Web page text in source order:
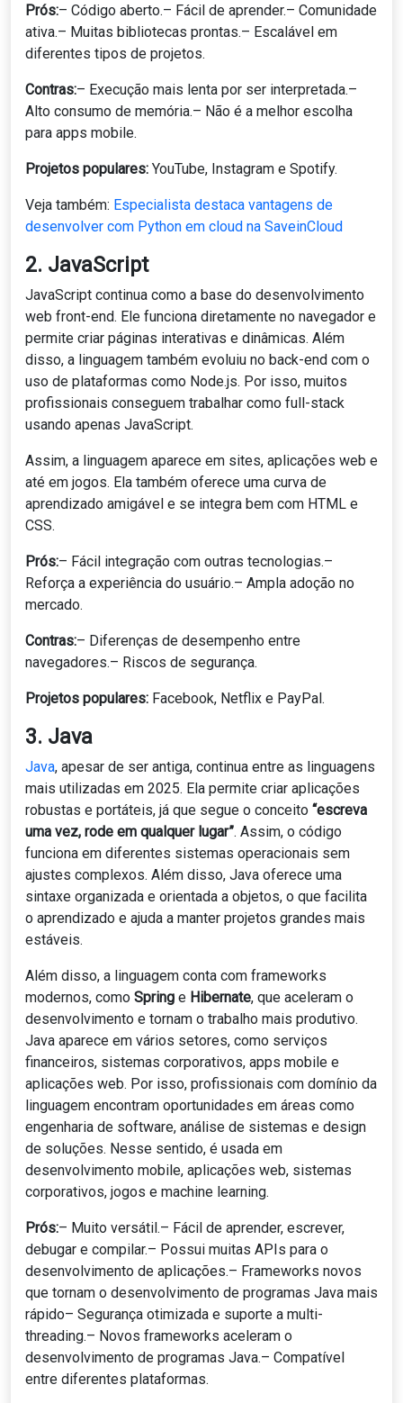
Prós:– Código aberto.– Fácil de aprender.– Comunidade
ativa.– Muitas bibliotecas prontas.– Escalável em
diferentes tipos de projetos.
Contras:– Execução mais lenta por ser interpretada.–
Alto consumo de memória.– Não é a melhor escolha
para apps mobile.
Projetos populares: YouTube, Instagram e Spotify.
Veja também: Especialista destaca vantagens de
desenvolver com Python em cloud na SaveinCloud
2. JavaScript
JavaScript continua como a base do desenvolvimento
web front-end. Ele funciona diretamente no navegador e
permite criar páginas interativas e dinâmicas. Além
disso, a linguagem também evoluiu no back-end com o
uso de plataformas como Node.js. Por isso, muitos
profissionais conseguem trabalhar como full-stack
usando apenas JavaScript.
Assim, a linguagem aparece em sites, aplicações web e
até em jogos. Ela também oferece uma curva de
aprendizado amigável e se integra bem com HTML e
CSS.
Prós:– Fácil integração com outras tecnologias.–
Reforça a experiência do usuário.– Ampla adoção no
mercado.
Contras:– Diferenças de desempenho entre
navegadores.– Riscos de segurança.
Projetos populares: Facebook, Netflix e PayPal.
3. Java
Java, apesar de ser antiga, continua entre as linguagens
mais utilizadas em 2025. Ela permite criar aplicações
robustas e portáteis, já que segue o conceito “escreva
uma vez, rode em qualquer lugar”. Assim, o código
funciona em diferentes sistemas operacionais sem
ajustes complexos. Além disso, Java oferece uma
sintaxe organizada e orientada a objetos, o que facilita
o aprendizado e ajuda a manter projetos grandes mais
estáveis.
Além disso, a linguagem conta com frameworks
modernos, como Spring e Hibernate, que aceleram o
desenvolvimento e tornam o trabalho mais produtivo.
Java aparece em vários setores, como serviços
financeiros, sistemas corporativos, apps mobile e
aplicações web. Por isso, profissionais com domínio da
linguagem encontram oportunidades em áreas como
engenharia de software, análise de sistemas e design
de soluções. Nesse sentido, é usada em
desenvolvimento mobile, aplicações web, sistemas
corporativos, jogos e machine learning.
Prós:– Muito versátil.– Fácil de aprender, escrever,
debugar e compilar.– Possui muitas APIs para o
desenvolvimento de aplicações.– Frameworks novos
que tornam o desenvolvimento de programas Java mais
rápido– Segurança otimizada e suporte a multi-
threading.– Novos frameworks aceleram o
desenvolvimento de programas Java.– Compatível
entre diferentes plataformas.